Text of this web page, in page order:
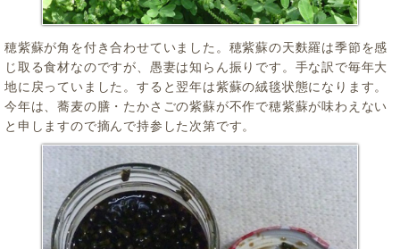
穂紫蘇が角を付き合わせていました。穂紫蘇の天麩羅は季節を感
じ取る食材なのですが、愚妻は知らん振りです。手な訳で毎年大
地に戻っていました。すると翌年は紫蘇の絨毯状態になります。
今年は、蕎麦の膳・たかさごの紫蘇が不作で穂紫蘇が味わえない
と申しますので摘んで持参した次第です。